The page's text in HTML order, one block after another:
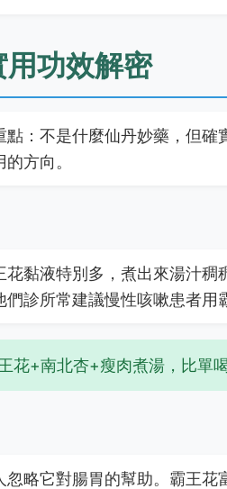
功效解密
：不是什麼仙丹妙藥，但
方向。
黏液特別多，煮出來湯汁
診所常建議慢性咳嗽患者用
花+南北杏+瘦肉煮湯，比單
略它對腸胃的幫助。霸王花